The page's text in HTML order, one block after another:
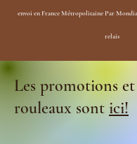
envoi en France Métropolitaine Par
relais
Les promotions
rouleaux sontici!